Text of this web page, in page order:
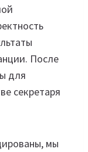
После
для
секретаря
мы